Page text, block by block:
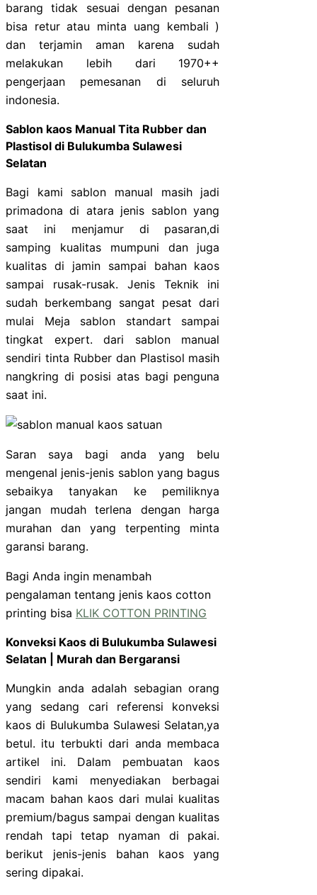
barang tidak sesuai dengan pesanan
bisa retur atau minta uang kembali )
dan terjamin aman karena sudah
melakukan lebih dari 1970++
pengerjaan pemesanan di seluruh
indonesia.
Sablon kaos Manual Tita Rubber dan
Plastisol di Bulukumba Sulawesi
Selatan
Bagi kami sablon manual masih jadi
primadona di atara jenis sablon yang
saat ini menjamur di pasaran,di
samping kualitas mumpuni dan juga
kualitas di jamin sampai bahan kaos
sampai rusak-rusak. Jenis Teknik ini
sudah berkembang sangat pesat dari
mulai Meja sablon standart sampai
tingkat expert. dari sablon manual
sendiri tinta Rubber dan Plastisol masih
nangkring di posisi atas bagi penguna
saat ini.
Saran saya bagi anda yang belu
mengenal jenis-jenis sablon yang bagus
sebaikya tanyakan ke pemiliknya
jangan mudah terlena dengan harga
murahan dan yang terpenting minta
garansi barang.
Bagi Anda ingin menambah
pengalaman tentang jenis kaos cotton
printing bisa KLIK COTTON PRINTING
Konveksi Kaos di Bulukumba Sulawesi
Selatan | Murah dan Bergaransi
Mungkin anda adalah sebagian orang
yang sedang cari referensi konveksi
kaos di Bulukumba Sulawesi Selatan,ya
betul. itu terbukti dari anda membaca
artikel ini. Dalam pembuatan kaos
sendiri kami menyediakan berbagai
macam bahan kaos dari mulai kualitas
premium/bagus sampai dengan kualitas
rendah tapi tetap nyaman di pakai.
berikut jenis-jenis bahan kaos yang
sering dipakai.